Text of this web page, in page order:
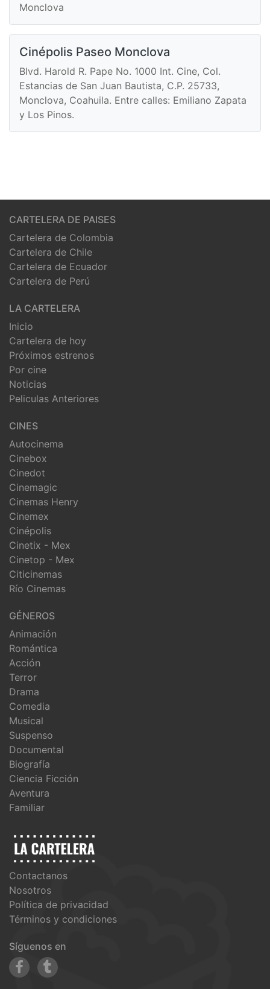
Monclova
Cinépolis Paseo Monclova
Blvd. Harold R. Pape No. 1000 Int. Cine, Col.
Estancias de San Juan Bautista, C.P. 25733,
Monclova, Coahuila. Entre calles: Emiliano Zapata
y Los Pinos.
CARTELERA DE PAISES
Cartelera de Colombia
Cartelera de Chile
Cartelera de Ecuador
Cartelera de Perú
LA CARTELERA
Inicio
Cartelera de hoy
Próximos estrenos
Por cine
Noticias
Peliculas Anteriores
CINES
Autocinema
Cinebox
Cinedot
Cinemagic
Cinemas Henry
Cinemex
Cinépolis
Cinetix - Mex
Cinetop - Mex
Citicinemas
Río Cinemas
GÉNEROS
Animación
Romántica
Acción
Terror
Drama
Comedia
Musical
Suspenso
Documental
Biografía
Ciencia Ficción
Aventura
Familiar
Contactanos
Nosotros
Política de privacidad
Términos y condiciones
Síguenos en